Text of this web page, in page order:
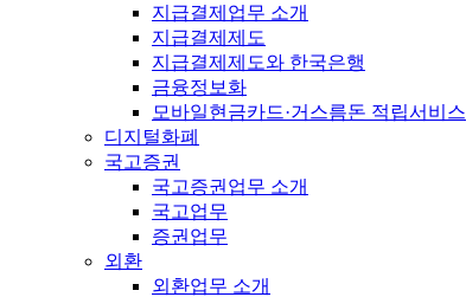
지급결제업무 소개
지급결제제도
지급결제제도와 한국은행
금융정보화
모바일현금카드·거스름돈 적립서비스
디지털화폐
국고증권
국고증권업무 소개
국고업무
증권업무
외환
외환업무 소개